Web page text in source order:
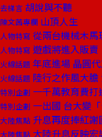
去梯言 胡說與不聽
陳文茜專欄 山頂人生
人物特寫 從兩台機械木
人物特寫 遊戲將進入販
火線話題 年底進場 晶圓
火線話題 陸行之作風大
特別企劃 一千萬教育費
特別企劃 一出國 台大變「
大陸焦點 升息再度捧紅
大陸焦點 大陸升息反映